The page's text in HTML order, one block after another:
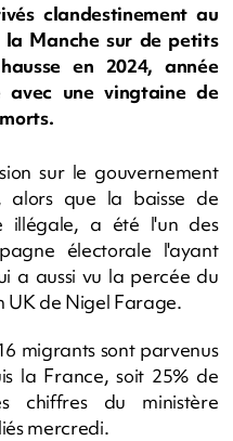
clandestinement au
Manche sur de petits
en 2024, année
avec une vingtaine de
sur le gouvernement
alors que la baisse de
illégale, a été l'un des
électorale l'ayant
a aussi vu la percée du
de Nigel Farage.
migrants sont parvenus
la France, soit 25% de
chiffres du ministère
mercredi.